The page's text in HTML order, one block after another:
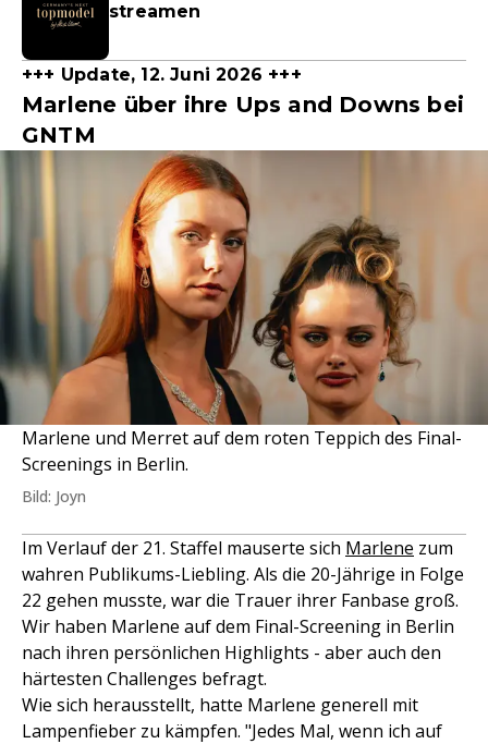
streamen
+++ Update, 12. Juni 2026 +++
Marlene über ihre Ups and Downs bei
GNTM
Marlene und Merret auf dem roten Teppich des Final-
Screenings in Berlin.
Bild: Joyn
Im Verlauf der 21. Staffel mauserte sich Marlene zum
wahren Publikums-Liebling. Als die 20-Jährige in Folge
22 gehen musste, war die Trauer ihrer Fanbase groß.
Wir haben Marlene auf dem Final-Screening in Berlin
nach ihren persönlichen Highlights - aber auch den
härtesten Challenges befragt.
Wie sich herausstellt, hatte Marlene generell mit
Lampenfieber zu kämpfen. "Jedes Mal, wenn ich auf